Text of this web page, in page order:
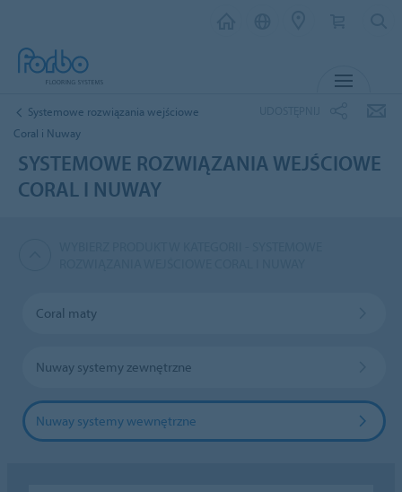
Systemowe rozwiązania wejściowe
Coral i Nuway
SYSTEMOWE ROZWIĄZANIA WEJŚCIOWE
CORAL I NUWAY
Coral maty
Nuway systemy zewnętrzne
Nuway systemy wewnętrzne